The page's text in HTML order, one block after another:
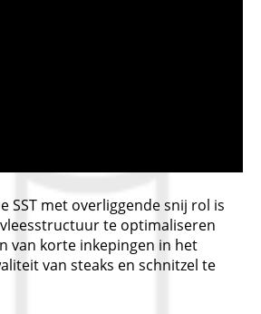
SST met overliggende snij rol is
te optimaliseren
van korte inkepingen in het
van steaks en schnitzel te